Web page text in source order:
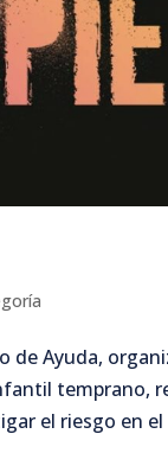
de Ayuda,
temprano,
el riesgo en